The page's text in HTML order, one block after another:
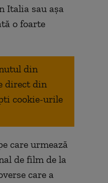
Italia sau așa
o foarte
din
direct din
cookie-urile
care urmează
de film de la
care a